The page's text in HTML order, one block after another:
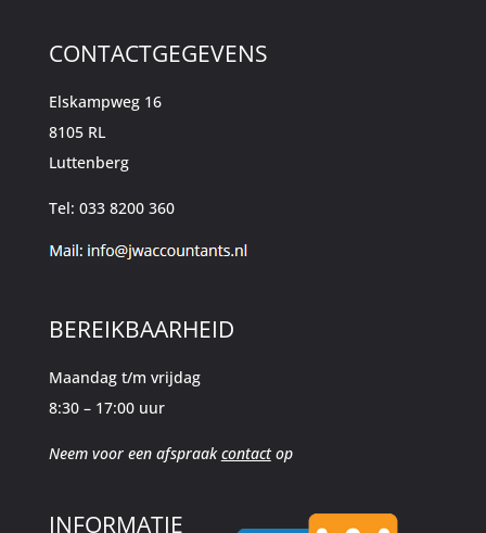
CONTACTGEGEVENS
Elskampweg 16
8105 RL
Luttenberg
Tel: 033 8200 360
BEREIKBAARHEID
Maandag t/m vrijdag
8:30 – 17:00 uur
Neem voor een afspraakcontactop
INFORMATIE